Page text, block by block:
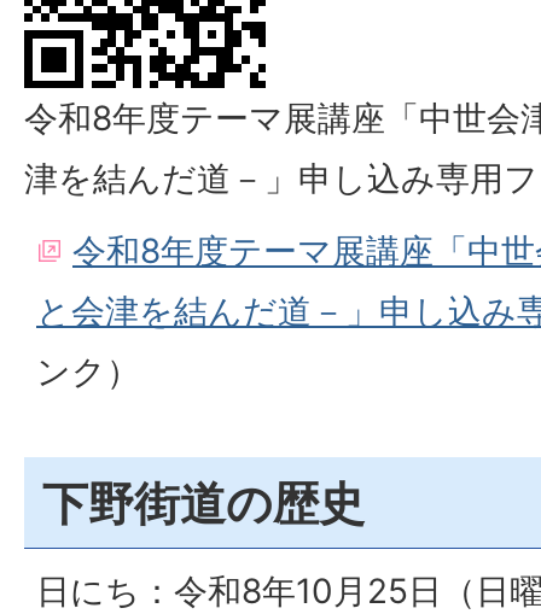
令和8年度テーマ展講座「中世会
津を結んだ道－」申し込み専用
令和8年度テーマ展講座「中
と会津を結んだ道－」申し込み
ンク）
下野街道の歴史
日にち：令和8年10月25日（日